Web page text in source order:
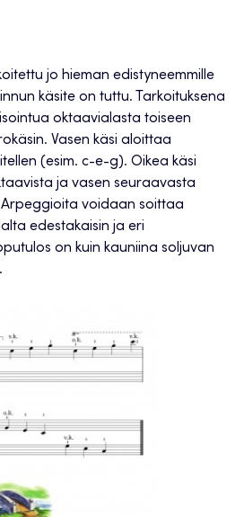
jo hieman edistyneemmille
käsite on tuttu. Tarkoituksena
oktaavialasta toiseen
Vasen käsi aloittaa
(esim. c-e-g). Oikea käsi
ja vasen seuraavasta
voidaan soittaa
edestakaisin ja eri
on kuin kauniina soljuvan